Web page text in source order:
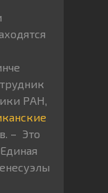
РАН,
– Это